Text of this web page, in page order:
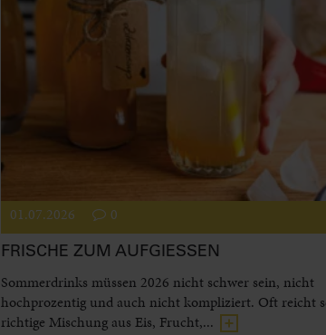
01.07.2026 0
FRISCHE ZUM AUFGIESSEN
Sommerdrinks müssen 2026 nicht schwer sein, nicht
hochprozentig und auch nicht kompliziert. Oft reicht
richtige Mischung aus Eis, Frucht,...